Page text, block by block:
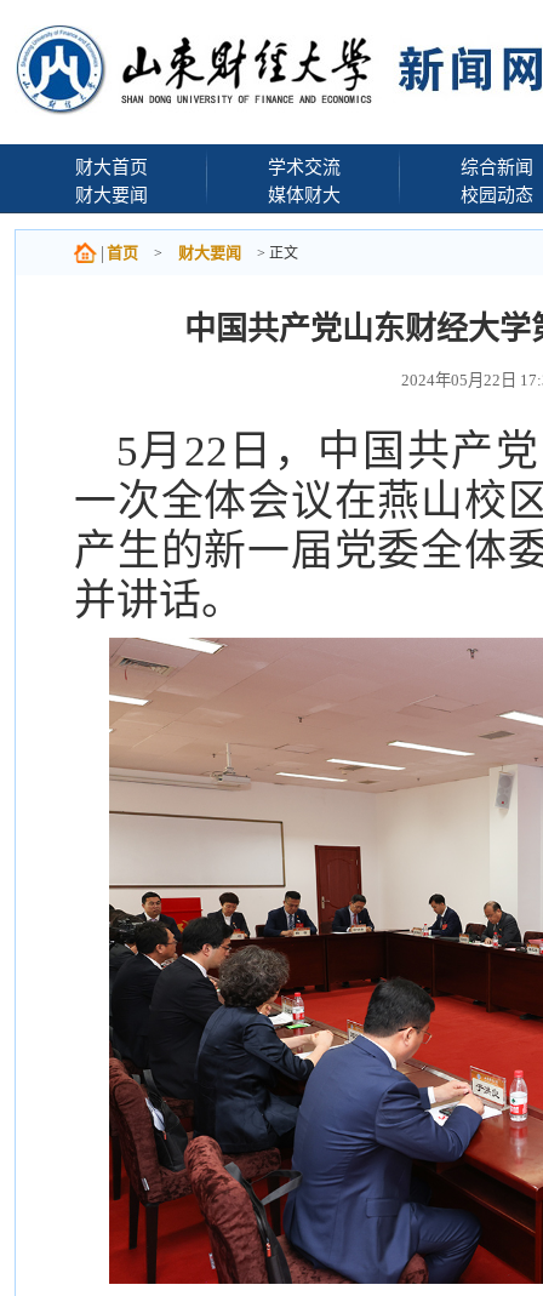
财大首页
财大要闻
学术交流
媒体财大
综合新闻
校园动态
首页 > 财大要闻 > 正文
中国共产党山东财经大
2024年05月22日
5月22日，中国共产
一次全体会议在燕山校
产生的新一届党委全体
并讲话。